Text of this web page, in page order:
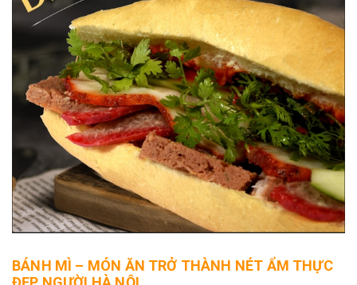
BÁNH MÌ – MÓN ĂN TRỞ THÀNH NÉT ẨM THỰC